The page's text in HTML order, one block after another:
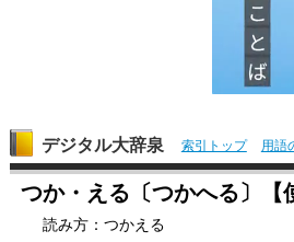
デジタル大辞泉 索引トップ 用語
つか・える〔つかへる〕【
読み方：つかえる